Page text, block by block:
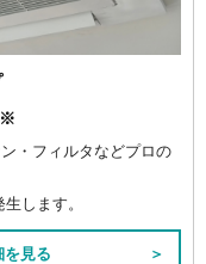
※
・フィルタなどプロの
します。
を見る ＞